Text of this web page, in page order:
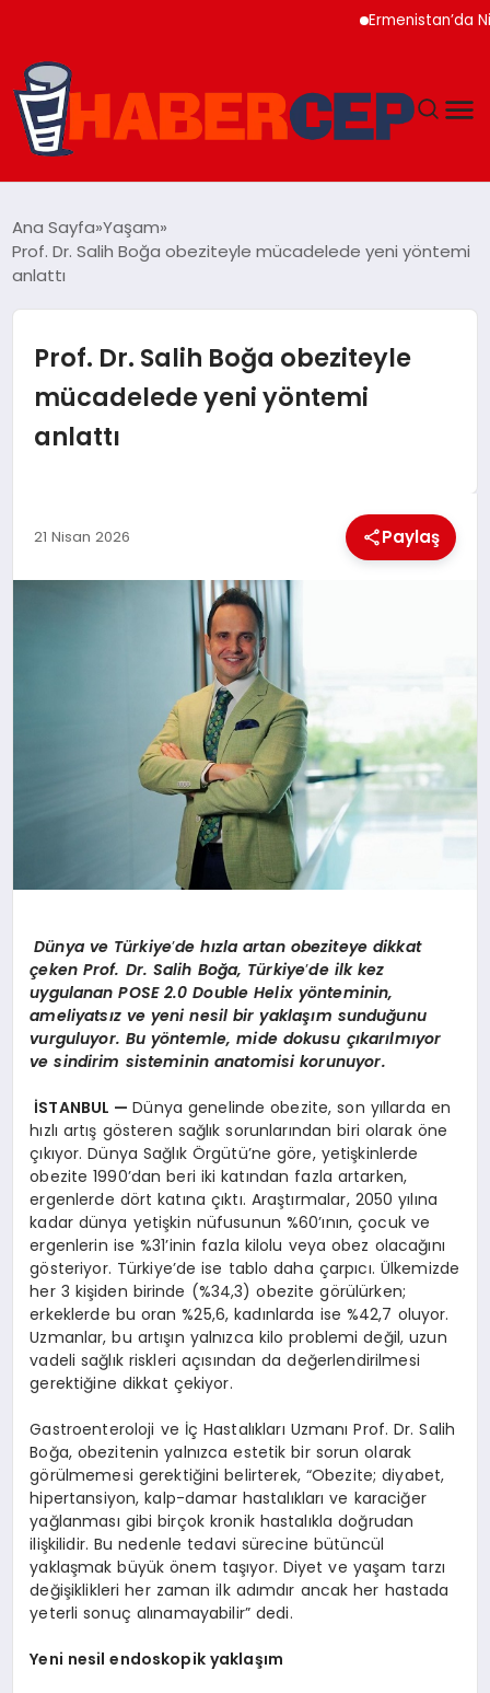
Ermenistan’da Nikol
GÜNDEM
SOSYAL MEDYA
Ana Sayfa Yaşam
Prof. Dr. Salih Boğa obeziteyle mücadelede yeni yöntemi
anlattı
Prof. Dr. Salih Boğa obeziteyle
mücadelede yeni yöntemi
anlattı
21 Nisan 2026 Paylaş
Dünya ve Türkiye’de hızla artan obeziteye dikkat
çeken Prof. Dr. Salih Boğa, Türkiye’de ilk kez
uygulanan POSE 2.0 Double Helix yönteminin,
ameliyatsız ve yeni nesil bir yaklaşım sunduğunu
vurguluyor. Bu yöntemle, mide dokusu çıkarılmıyor
ve sindirim sisteminin anatomisi korunuyor.
İSTANBUL —Dünya genelinde obezite, son yıllarda en
hızlı artış gösteren sağlık sorunlarından biri olarak öne
çıkıyor. Dünya Sağlık Örgütü’ne göre, yetişkinlerde
obezite 1990’dan beri iki katından fazla artarken,
ergenlerde dört katına çıktı. Araştırmalar, 2050 yılına
kadar dünya yetişkin nüfusunun %60’ının, çocuk ve
ergenlerin ise %31’inin fazla kilolu veya obez olacağını
gösteriyor. Türkiye’de ise tablo daha çarpıcı. Ülkemizde
her 3 kişiden birinde (%34,3) obezite görülürken;
erkeklerde bu oran %25,6, kadınlarda ise %42,7 oluyor.
Uzmanlar, bu artışın yalnızca kilo problemi değil, uzun
vadeli sağlık riskleri açısından da değerlendirilmesi
gerektiğine dikkat çekiyor.
Gastroenteroloji ve İç Hastalıkları Uzmanı Prof. Dr. Salih
Boğa, obezitenin yalnızca estetik bir sorun olarak
görülmemesi gerektiğini belirterek, “Obezite; diyabet,
hipertansiyon, kalp-damar hastalıkları ve karaciğer
yağlanması gibi birçok kronik hastalıkla doğrudan
ilişkilidir. Bu nedenle tedavi sürecine bütüncül
yaklaşmak büyük önem taşıyor. Diyet ve yaşam tarzı
değişiklikleri her zaman ilk adımdır ancak her hastada
yeterli sonuç alınamayabilir” dedi.
Yeni nesil endoskopik yaklaşım